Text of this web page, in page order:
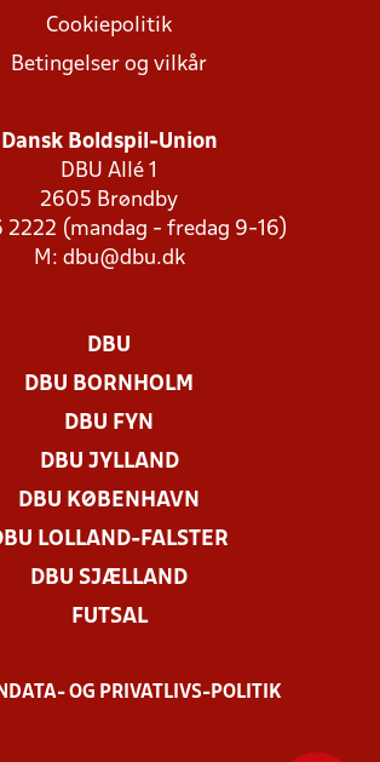
Cookiepolitik
Betingelser og vilkår
Dansk Boldspil-Union
DBU Allé 1
2605 Brøndby
2222 (mandag - fredag 9-16)
M: dbu@dbu.dk
DBU
DBU BORNHOLM
DBU FYN
DBU JYLLAND
DBU KØBENHAVN
LOLLAND-FALSTER
DBU SJÆLLAND
FUTSAL
OG PRIVATLIVS-POLITIK